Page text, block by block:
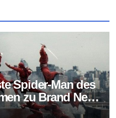
Spider-Man des
zu Brand New
positiv aus